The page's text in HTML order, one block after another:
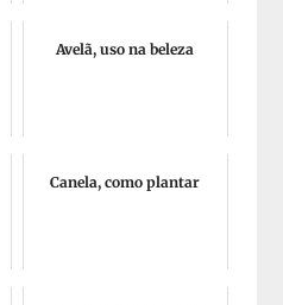
Avelã, uso na beleza
Canela, como plantar